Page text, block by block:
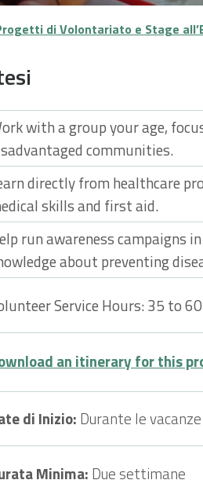
di Volontariato e Stage
with a group your age,
communities.
directly from healthcare
skills and first aid.
run awareness campaigns
about preventing
Service Hours: 35 to 60
an itinerary for this
di Inizio: Durante le
Minima: Due settimane